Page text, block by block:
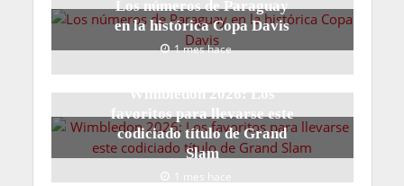
Los números de Paraguay
en la histórica Copa Davis
1 mes hace
Wimbledon 2026: Los
favoritos para llevarse este
codiciado título de Grand
Slam
1 mes hace